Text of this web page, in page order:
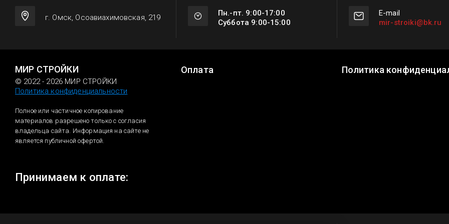
г. Омск, Осоавиахимовская, 219
Пн.-пт. 9:00-17:00
Суббота 9:00-15:00
Е-mail
mir-stroiki@bk.ru
МИР СТРОЙКИ
© 2022 - 2026 МИР СТРОЙКИ
Политика конфиденциальности
Полное или частичное копирование
материалов разрешено только с согласия
владельца сайта. Информация на сайте не
является публичной офертой.
Оплата Политика
Принимаем к оплате: